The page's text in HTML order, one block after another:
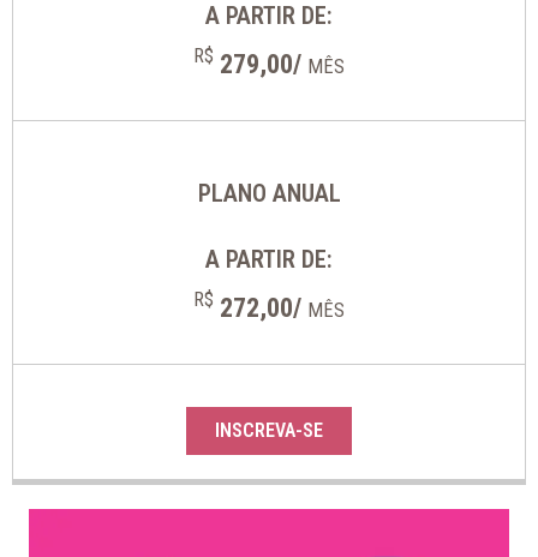
A PARTIR DE:
R$ 279,00/ MÊS
PLANO ANUAL
A PARTIR DE:
R$ 272,00/ MÊS
INSCREVA-SE